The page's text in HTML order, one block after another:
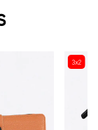
3x2